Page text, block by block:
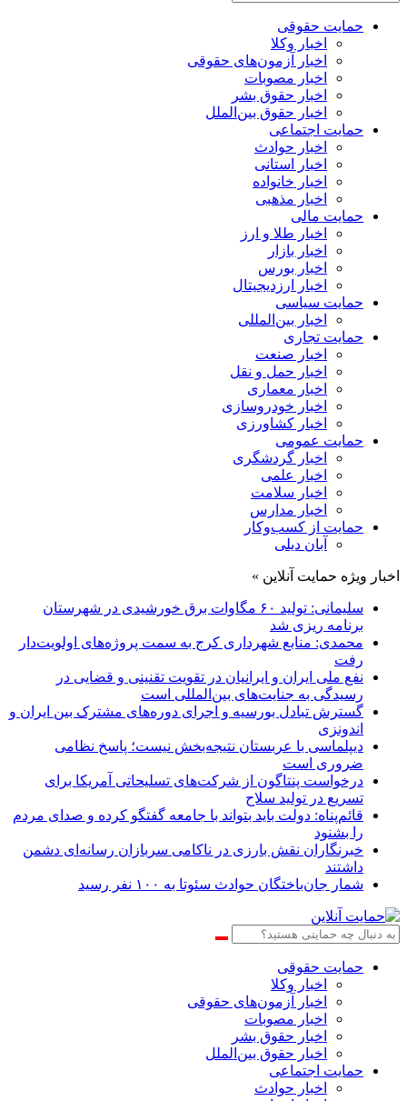
حمایت حقوقی
اخبار وکلا
اخبار آزمون‌های حقوقی
اخبار مصوبات
اخبار حقوق بشر
اخبار حقوق بین‌الملل
حمایت اجتماعی
اخبار حوادث
اخبار استانی
اخبار خانواده
اخبار مذهبی
حمایت مالی
اخبار طلا و ارز
اخبار بازار
اخبار بورس
اخبار ارزدیجیتال
حمایت سیاسی
اخبار بین‌المللی
حمایت تجاری
اخبار صنعت
اخبار حمل و نقل
اخبار معماری
اخبار خودروسازی
اخبار کشاورزی
حمایت عمومی
اخبار گردشگری
اخبار علمی
اخبار سلامت
اخبار مدارس
حمایت از کسب‌وکار
آبان دیلی
اخبار ویژه حمایت آنلاین »
سلیمانی: تولید ۶۰ مگاوات برق خورشیدی در شهرستان
برنامه ریزی شد
محمدی: منابع شهرداری کرج به سمت پروژه‌های اولویت‌دار
رفت
نفع ملی ایران و ایرانیان در تقویت تقنینی و قضایی در
رسیدگی به جنایت‌های بین‌المللی است
گسترش تبادل بورسیه و اجرای دوره‌های مشترک بین ایران و
اندونزی
دیپلماسی با عربستان نتیجه‌بخش نیست؛ پاسخ نظامی
ضروری است
درخواست پنتاگون از شرکت‌های تسلیحاتی آمریکا برای
تسریع در تولید سلاح
قائم‌پناه: دولت باید بتواند با جامعه گفتگو کرده و صدای مردم
را بشنود
خبرنگاران نقش بارزی در ناکامی سربازان رسانه‌ای دشمن
داشتند
شمار جان‌باختگان حوادث سئوتا به ۱۰۰ نفر رسید
حمایت حقوقی
اخبار وکلا
اخبار آزمون‌های حقوقی
اخبار مصوبات
اخبار حقوق بشر
اخبار حقوق بین‌الملل
حمایت اجتماعی
اخبار حوادث